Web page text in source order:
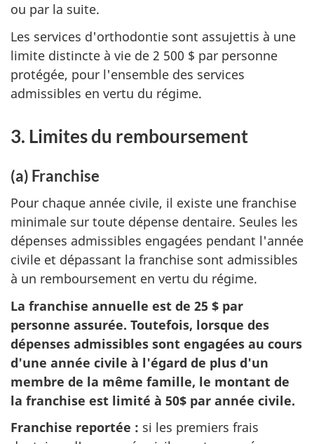
ou par la suite.
Les services d'orthodontie sont assujettis à une
limite distincte à vie de 2 500 $ par personne
protégée, pour l'ensemble des services
admissibles en vertu du régime.
3. Limites du remboursement
(a) Franchise
Pour chaque année civile, il existe une franchise
minimale sur toute dépense dentaire. Seules les
dépenses admissibles engagées pendant l'année
civile et dépassant la franchise sont admissibles
à un remboursement en vertu du régime.
La franchise annuelle est de 25 $ par
personne assurée. Toutefois, lorsque des
dépenses admissibles sont engagées au cours
d'une année civile à l'égard de plus d'un
membre de la même famille, le montant de
la franchise est limité à 50$ par année civile.
Franchise reportée : si les premiers frais